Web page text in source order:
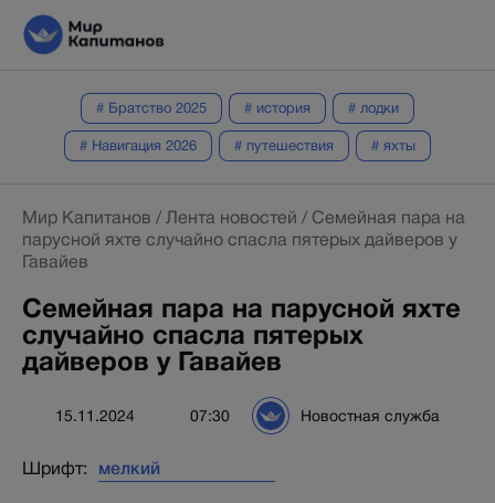
# Братство 2025 # история # лодки
# Навигация 2026 # путешествия # яхты
Мир Капитанов / Лента новостей / Семейная пара на
парусной яхте случайно спасла пятерых дайверов у
Гавайев
Семейная пара на парусной яхте
случайно спасла пятерых
дайверов у Гавайев
15.11.2024 07:30 Новостная служба
Шрифт: